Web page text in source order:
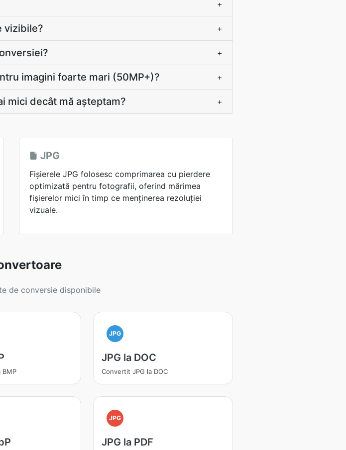
+
vizibile? +
+
imagini foarte mari (50MP+)? +
mici decât mă aşteptam? +
JPG
Fișierele JPG folosesc comprimarea cu pierdere
optimizată pentru fotografii, oferind mărimea
fișierelor mici în timp ce menținerea rezoluției
vizuale.
de conversie disponibile
BMP
JPG
JPG la DOC
Convertit JPG la DOC
JPG
JPG la PDF